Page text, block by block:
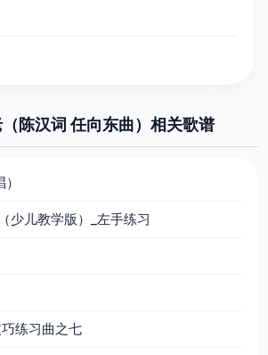
陈汉词 任向东曲）相关歌谱
少儿教学版）_左手练习
练习曲之七